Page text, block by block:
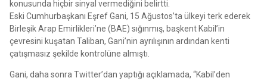
konusunda hiçbir sinyal vermediğini belirtti.
Eski Cumhurbaşkanı Eşref Gani, 15 Ağustos’ta ülkeyi terk ederek
Birleşik Arap Emirlikleri’ne (BAE) sığınmış, başkent Kabil’in
çevresini kuşatan Taliban, Gani’nin ayrılışının ardından kenti
çatışmasız şekilde kontrolüne almıştı.
Gani, daha sonra Twitter’dan yaptığı açıklamada, “Kabil’den